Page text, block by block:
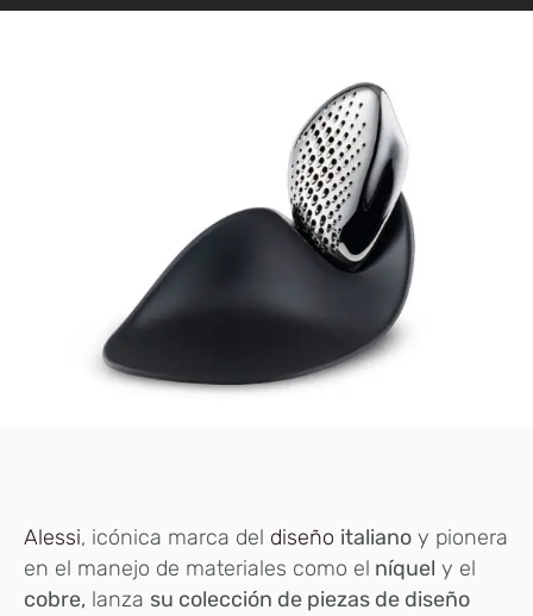
Alessi, icónica marca del diseño italiano y pionera
en el manejo de materiales como el níquel y el
cobre, lanza su colección de piezas de diseño